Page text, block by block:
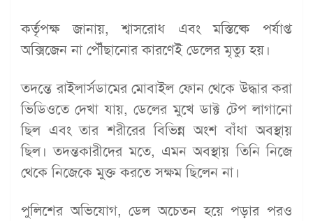
কর্তৃপক্ষ জানায়, শ্বাসরোধ এবং মস্তিষ্কে পর্যাপ্ত
অক্সিজেন না পৌঁছানোর কারণেই ডেলের মৃত্যু হয়।
তদন্তে রাইলার্সডামের মোবাইল ফোন থেকে উদ্ধার করা
ভিডিওতে দেখা যায়, ডেলের মুখে ডাক্ট টেপ লাগানো
ছিল এবং তার শরীরের বিভিন্ন অংশ বাঁধা অবস্থায়
ছিল। তদন্তকারীদের মতে, এমন অবস্থায় তিনি নিজে
থেকে নিজেকে মুক্ত করতে সক্ষম ছিলেন না।
পুলিশের অভিযোগ, ডেল অচেতন হয়ে পড়ার পরও